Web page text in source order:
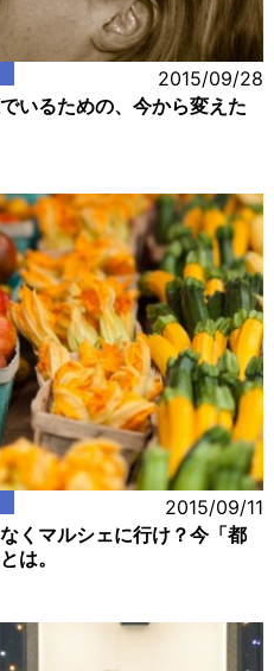
2015/09/28
いるための、今から変えた
2015/09/11
くマルシェに行け？今「都
は。